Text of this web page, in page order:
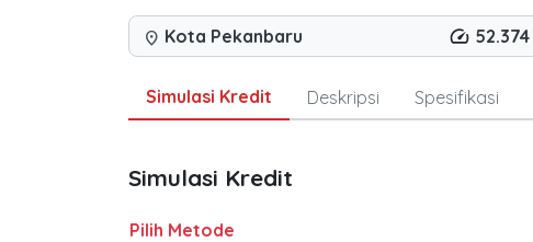
location_on Kota Pekanbaru 52.374
Simulasi Kredit Deskripsi Spesifikasi
Simulasi Kredit
Pilih Metode